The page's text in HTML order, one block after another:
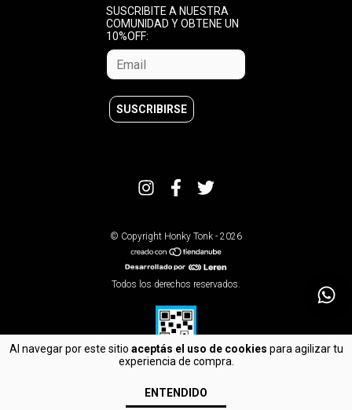
Al navegar por este sitio aceptás el uso de cookies para agilizar tu
experiencia de compra.
ENTENDIDO
SUSCRIBITE A NUESTRA
COMUNIDAD Y OBTENE UN
10%OFF:
© Copyright Honky Tonk - 2026
Todos los derechos reservados.